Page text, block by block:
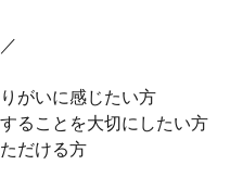
がいに感じたい方
ることを大切にしたい方
だける方